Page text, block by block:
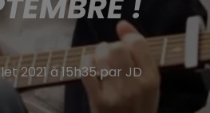
2021 à 15h35 par JD